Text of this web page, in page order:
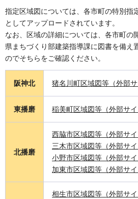
指定区域図については、各市町の特別指
としてアップロードされています。
なお、区域の詳細については、各市町の
県まちづくり部建築指導課に図書を備え
のでそちらをご確認ください。
阪神北 猪名川町区域図等（外部サ
東播磨 稲美町区域図等（外部サイ
北播磨
西脇市区域図等（外部サイ
三木市区域図等（外部サイ
小野市区域図等（外部サイ
加東市区域図等（外部サイ
相生市区域図等（外部サイ